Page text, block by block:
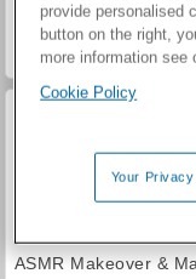
World War 2
provide personalised
button on the right,
more information see
Cookie Policy
Your